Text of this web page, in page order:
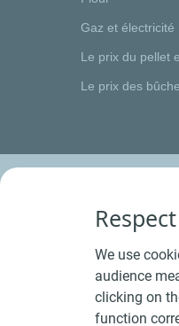
Gaz et électricité
Le prix du pellet
Le prix des
We use
audience
clicking on
function